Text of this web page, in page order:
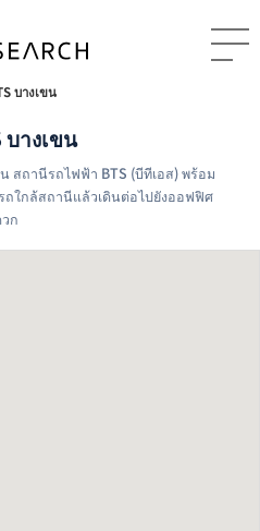
บางเขน
างเขน
สถานีรถไฟฟ้า BTS (บีทีเอส) พร้อม
ถใกล้สถานีแล้วเดินต่อไปยังออฟฟิศ
ก